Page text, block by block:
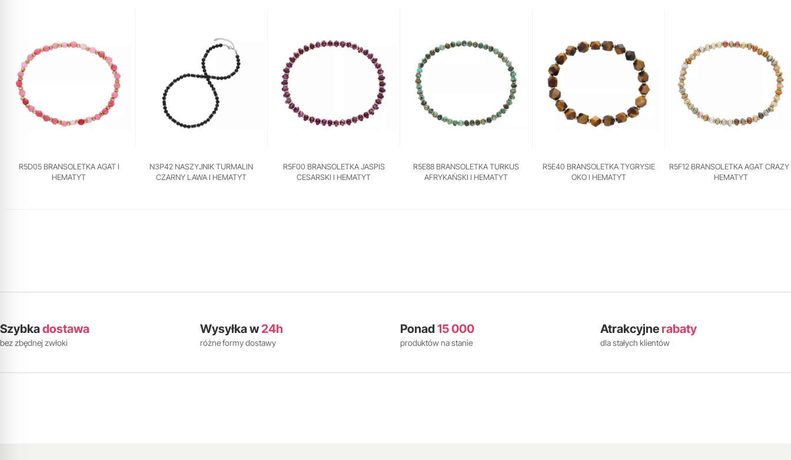
R5D05 BRANSOLETKA AGAT I
HEMATYT
N3P42 NASZYJNIK TURMALIN
CZARNY LAWA I HEMATYT
R5F00 BRANSOLETKA JASPIS
CESARSKI I HEMATYT
R5E88 BRANSOLETKA TURKUS
AFRYKAŃSKI I HEMATYT
R5E40 BRANSOLETKA TYGRYSIE
OKO I HEMATYT
R5F12 BRANSOLETKA AGAT CRAZY
HEMATYT
Szybkadostawa
bez zbędnej zwłoki
Wysyłka w24h
różne formy dostawy
Ponad 15 000
produktów na stanie
Atrakcyjne rabaty
dla stałych klientów